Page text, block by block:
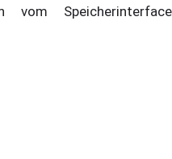
vom Speicherinterface